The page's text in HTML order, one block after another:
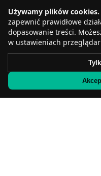
Katowice
Gdynia
Częstochowa
Radom
Rzeszów
Sosnowiec
Gliwice
Używamy plików cookies.
zapewnić prawidłowe
dopasowanie treści.
w ustawieniach